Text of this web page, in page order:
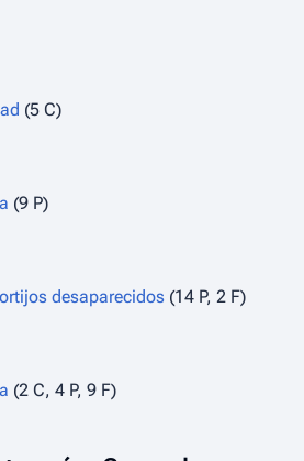
(5 C)
(9 P)
desaparecidos (14 P, 2 F)
(2 C, 4 P, 9 F)